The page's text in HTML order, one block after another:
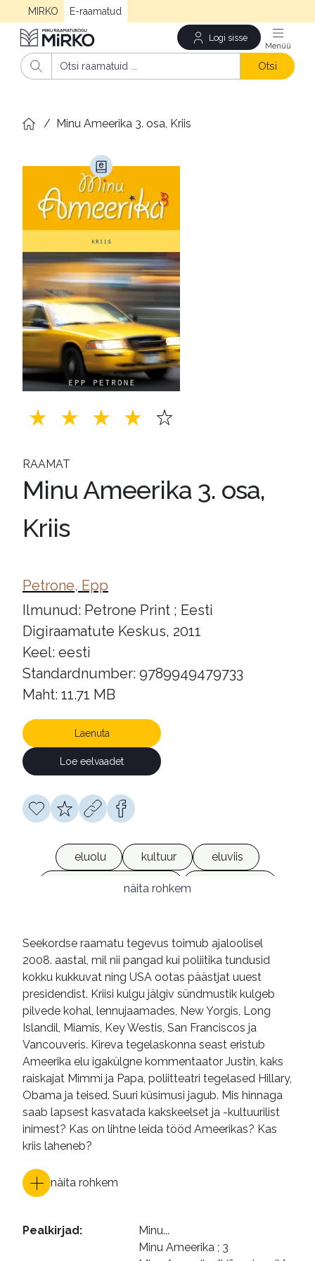
MIRKO E-raamatud
Logi sisse
Otsi
/ Minu Ameerika 3. osa, Kriis
RAAMAT
Minu Ameerika 3. osa,
Kriis
Petrone, Epp
Ilmunud: Petrone Print ; Eesti
Digiraamatute Keskus, 2011
Keel: eesti
Standardnumber: 9789949479733
Maht: 11.71 MB
Laenuta
Loe eelvaadet
eluolu kultuur
eluviis
Ameerika Ühendriigid
reportaažid
reisikirjad
e-raamatud
näita rohkem
Seekordse raamatu tegevus toimub ajaloolisel
2008. aastal, mil nii pangad kui poliitika tundusid
kokku kukkuvat ning USA ootas päästjat uuest
presidendist. Kriisi kulgu jälgiv sündmustik kulgeb
pilvede kohal, lennujaamades, New Yorgis, Long
Islandil, Miamis, Key Westis, San Franciscos ja
Vancouveris. Kireva tegelaskonna seast eristub
Ameerika elu igakülgne kommentaator Justin, kaks
raiskajat Mimmi ja Papa, poliitteatri tegelased Hillary,
Obama ja teised. Suuri küsimusi jagub. Mis hinnaga
saab lapsest kasvatada kakskeelset ja -kultuurilist
inimest? Kas on lihtne leida tööd Ameerikas? Kas
kriis laheneb?
näita rohkem
Pealkirjad:
Minu...
Minu Ameerika ; 3